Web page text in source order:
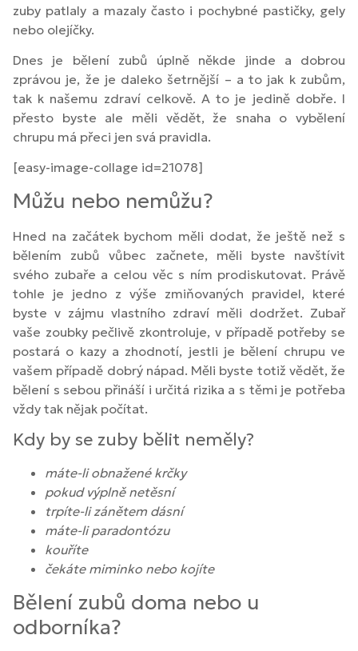
zuby patlaly a mazaly často i pochybné pastičky, gely
nebo olejíčky.
Dnes je bělení zubů úplně někde jinde a dobrou
zprávou je, že je daleko šetrnější – a to jak k zubům,
tak k našemu zdraví celkově. A to je jedině dobře. I
přesto byste ale měli vědět, že snaha o vybělení
chrupu má přeci jen svá pravidla.
[easy-image-collage id=21078]
Můžu nebo nemůžu?
Hned na začátek bychom měli dodat, že ještě než s
bělením zubů vůbec začnete, měli byste navštívit
svého zubaře a celou věc s ním prodiskutovat. Právě
tohle je jedno z výše zmiňovaných pravidel, které
byste v zájmu vlastního zdraví měli dodržet. Zubař
vaše zoubky pečlivě zkontroluje, v případě potřeby se
postará o kazy a zhodnotí, jestli je bělení chrupu ve
vašem případě dobrý nápad. Měli byste totiž vědět, že
bělení s sebou přináší i určitá rizika a s těmi je potřeba
vždy tak nějak počítat.
Kdy by se zuby bělit neměly?
máte-li obnažené krčky
pokud výplně netěsní
trpíte-li zánětem dásní
máte-li paradontózu
kouříte
čekáte miminko nebo kojíte
Bělení zubů doma nebo u
odborníka?